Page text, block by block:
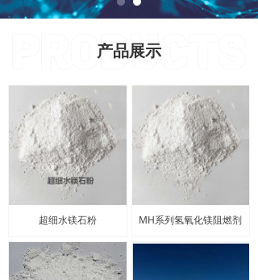
超细水镁石粉 MH系列氢氧化镁阻燃剂
产品展示